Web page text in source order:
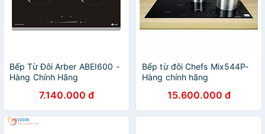
Bếp Từ Đôi Arber ABEI600 -
Hàng Chính Hãng
7.140.000 đ
Bếp từ đôi Chefs Mix544P-
Hàng chính hãng
15.600.000 đ